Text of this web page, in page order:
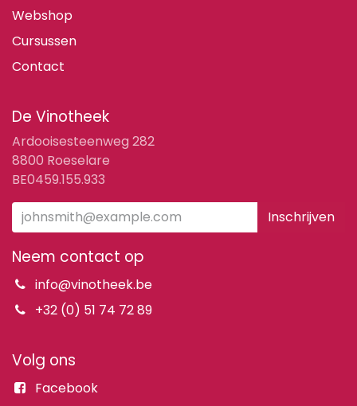
Webshop
Cursussen
Contact
De Vinotheek
Ardooisesteenweg 282
8800 Roeselare
BE0459.155.933
Inschrijven
Neem contact op
info@vinotheek.be
+32 (0) 51 74 72 89
Volg ons
Facebook